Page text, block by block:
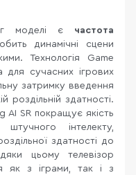
моделі є частота
динамічні сцени
Технологія Game
для сучасних ігрових
затримку введення
роздільній здатності.
AI SR покращує якість
інтелекту,
здатності до
цьому телевізор
як з іграми, так і з